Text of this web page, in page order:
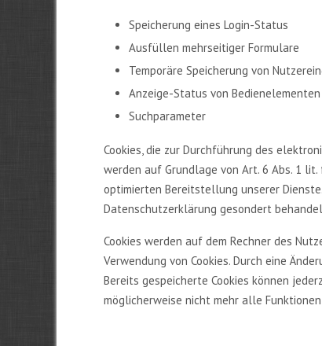
Speicherung eines Login-Status
Ausfüllen mehrseitiger Formulare
Temporäre Speicherung von
Anzeige-Status von Bedienelementen
Suchparameter
Cookies, die zur Durchführung des
werden auf Grundlage von Art. 6 Abs. 1
optimierten Bereitstellung unserer
Datenschutzerklärung gesondert
Cookies werden auf dem Rechner des
Verwendung von Cookies. Durch eine
Bereits gespeicherte Cookies können
möglicherweise nicht mehr alle